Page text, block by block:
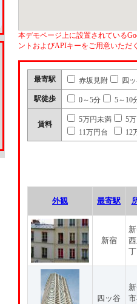
本デモページ上に設置されている
ントおよびAPIキーをご用意いただ
最寄駅 赤坂見附 四
駅徒歩 0～5分 5～10
賃料
5万円未満
5
11万円台
12
外観 最寄駅
新宿
四ッ谷